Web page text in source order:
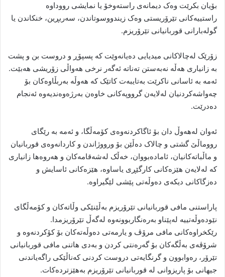
بۆیان بکرێت وەک دیمانەی راستەوخۆ یا نمایشی رووداوە
راستییەکانی تێرۆریستی وەک زیندووسوتاندن، سەربڕین، خنکاندن یا
گولەبارانی قوربانیانی تێرۆریزم.
زۆرێک لەچالاکانی میدیایی دەیانەوێت کە پسپۆڕ و دروست بن و پشت
بە زانیاری هەڵە نەبەستن تەناتە ئەگەر نرخی هەواڵی زۆریشی هەبێت.
ئەمە بە ئاسانی ناکرێت بەتایبەت کاتێک کە هەوڵە بەربڵاوەکان بۆ
چەواشەکردنیان لەلایەن گرووپەکانی خاوەن بەرژەوەندیەوە ئەنجام
دەدرێت.
ئەوان لەهەوڵ دان بۆ ئاگاکردنەوەی کۆمەڵگا، و ئەمە بە رێگای
رووماڵێ گشتی و چالاک دەڵێن بۆ ورووژاندن و کاردانەوەی قوربانیان
و ماڵباتەکانیان، ئامادەبووان، خەڵک لەشەقامەکان و هەروەها زانیاری
کە لەلایەن هێزەکانی کارگێڕی یاساوە، هێزەکانی ئاسایش و
دەزگاکانی دیکەی دەوڵەتی پێشی لێگیراوە.
پاراستنی مافی قوربانیانی تێرۆریزم بەڵێنێکی وڵاتەکان و کۆمەڵگای
نێودەوڵەتییە لەپێناو بەرەنگاربوونەوە لەگەڵ تێرۆریزمدا.
رێکخراوەکانی مافی مرۆڤ و یارمەتی دەوڵەتەکان بۆ کۆکردنەوە و
شرۆڤەی بەڵگەکان بۆ گەرەنتی کردن و بەدی هاتنی مافی قوربانیانی
تێرۆر، رەوابوون و گرنگایەتی دروست کردنی کەناڵێکی راگەیاندنی
جیهانی بۆ پاریزوانی لە قوربانیانی تێرۆریزم بەهێزتردەکات.